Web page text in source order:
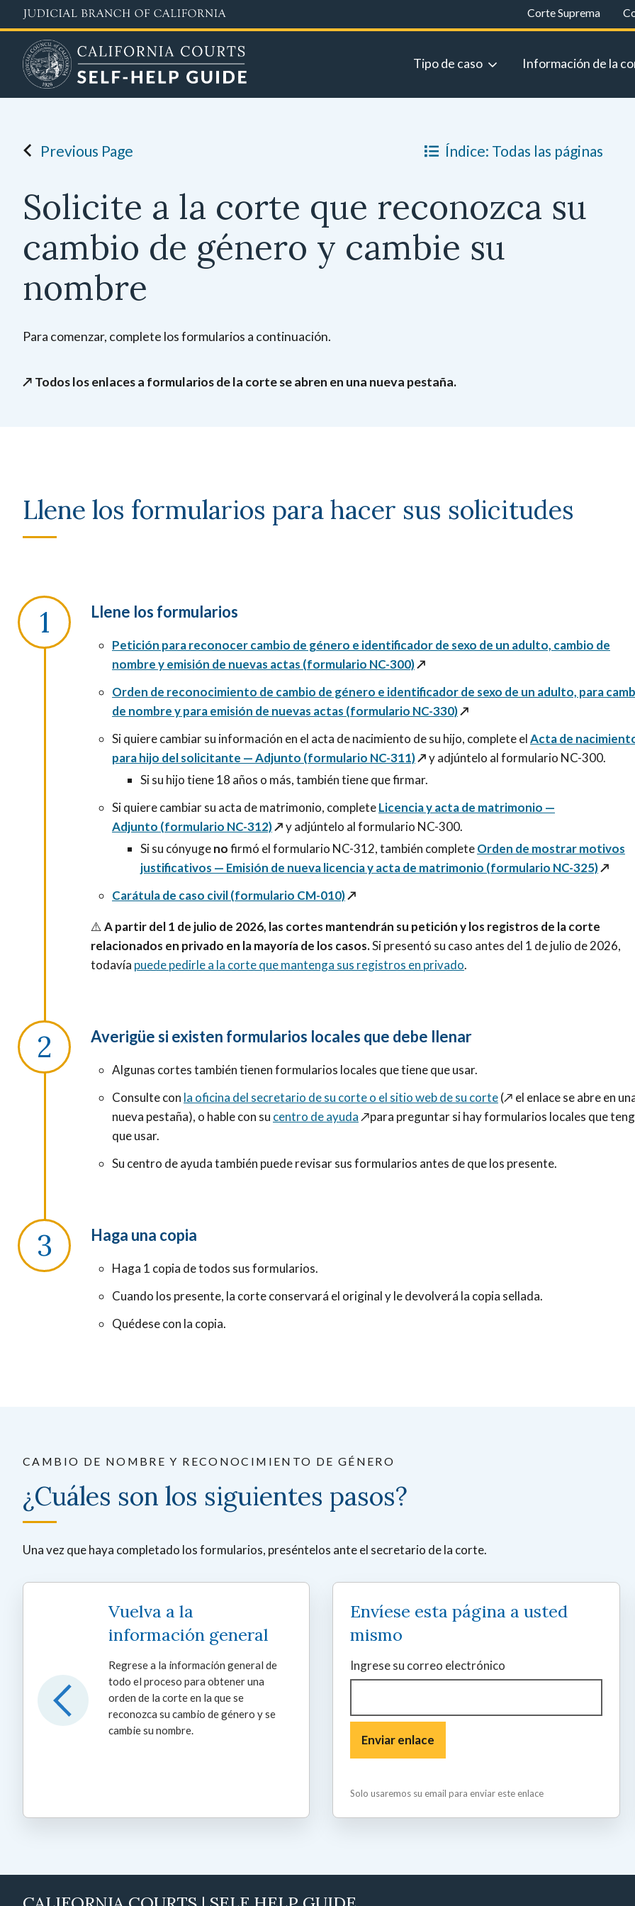
to
content
Corte Suprema
Tipo de caso Información de la
Previous Page Índice: Todas las páginas
Solicite a la corte que reconozca su
cambio de género y cambie su
nombre
Para comenzar, complete los formularios a continuación.
↗️ Todos los enlaces a formularios de la corte se abren en una nueva pestaña.
Llene los formularios para hacer sus solicitudes
Llene los formularios
Petición para reconocer cambio de género e identificador de sexo de un adulto, cambio de
nombre y emisión de nuevas actas (formulario NC-300)↗️
Orden de reconocimiento de cambio de género e identificador de sexo de un adulto, para
de nombre y para emisión de nuevas actas (formulario NC-330)↗️
Si quiere cambiar su información en el acta de nacimiento de su hijo, complete elActa de
para hijo del solicitante — Adjunto (formulario NC-311)↗️y adjúntelo al formulario NC-300.
Si su hijo tiene 18 años o más, también tiene que firmar.
Si quiere cambiar su acta de matrimonio, completeLicencia y acta de matrimonio —
Adjunto (formulario NC-312)↗️y adjúntelo al formulario NC-300.
Si su cónyugenofirmó el formulario NC-312, también completeOrden de mostrar motivos
justificativos — Emisión de nueva licencia y acta de matrimonio (formulario NC-325)↗️
Carátula de caso civil (formulario CM-010)↗️
⚠️A partir del 1 de julio de 2026, las cortes mantendrán su petición y los registros de la corte
relacionados en privado en la mayoría de los casos.Si presentó su caso antes del 1 de julio de 2026,
todavía puede pedirle a la corte que mantenga sus registros en privado.
Averigüe si existen formularios locales que debe llenar
Algunas cortes también tienen formularios locales que tiene que usar.
Consulte con la oficina del secretario de su corte o el sitio web de su corte(↗️ el enlace se abre en
nueva pestaña), o hable con su centro de ayuda↗️para preguntar si hay formularios locales que
que usar.
Su centro de ayuda también puede revisar sus formularios antes de que los presente.
Haga una copia
Haga 1 copia de todos sus formularios.
Cuando los presente, la corte conservará el original y le devolverá la copia sellada.
Quédese con la copia.
CAMBIO DE NOMBRE Y RECONOCIMIENTO DE GÉNERO
¿Cuáles son los siguientes pasos?
Una vez que haya completado los formularios, preséntelos ante el secretario de la corte.
Vuelva a la
información general
Regrese a la información general de
todo el proceso para obtener una
orden de la corte en la que se
reconozca su cambio de género y se
cambie su nombre.
Envíese esta página a usted
mismo
Ingrese su correo electrónico
Solo usaremos su email para enviar este enlace